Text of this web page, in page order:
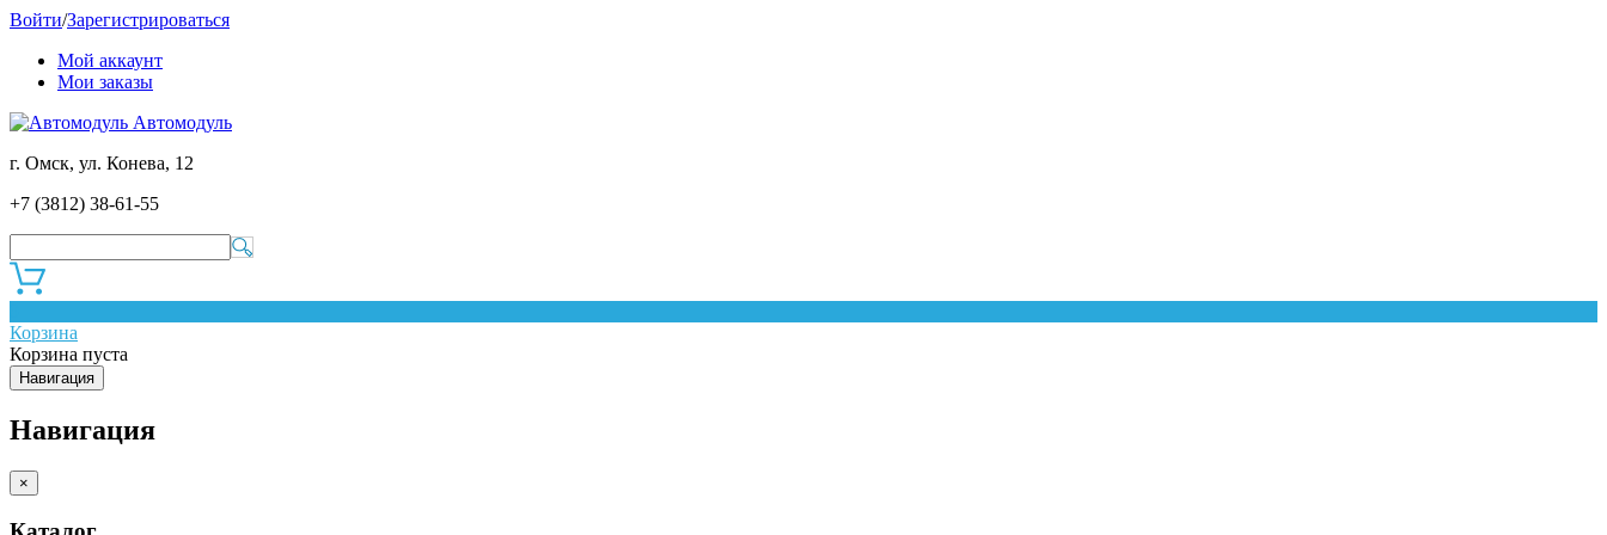
Войти/Зарегистрироваться
Мой аккаунт
Мои заказы
Автомодуль
г. Омск, ул. Конева, 12
+7 (3812) 38-61-55
Корзина
Корзина пуста
Навигация
Навигация
×